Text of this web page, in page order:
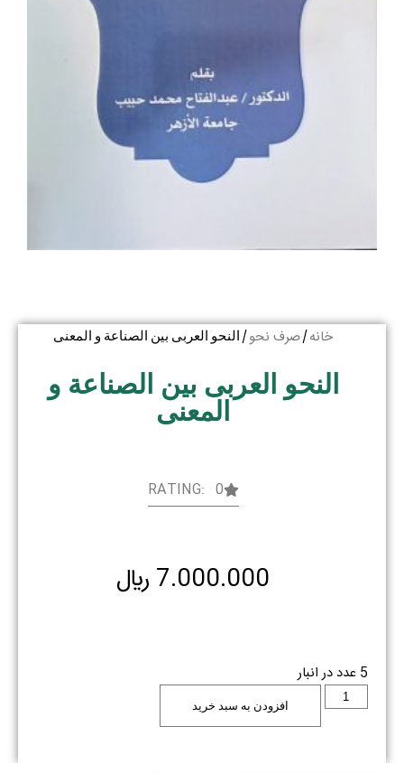
خانه/ صرف نحو/ النحو العربی بین الصناعة و المعنی
النحو العربی بین الصناعة و
المعنی
RATING: 0
7.000.000 ﷼
5 عدد در انبار
افزودن به سبد خرید